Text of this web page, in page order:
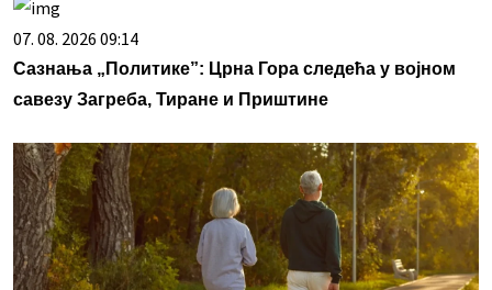
07. 08. 2026 09:14
Сазнања „Политике”: Црна Гора следећа у војном
савезу Загреба, Тиране и Приштине